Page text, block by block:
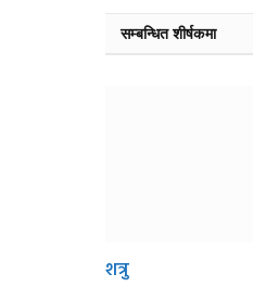
सम्बन्धित शीर्षकमा
शत्रु